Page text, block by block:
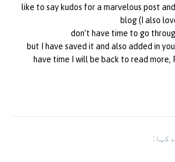
like to say kudos for a marvelous post
blog (I also
don’t have time to go
but I have saved it and also added in
have time I will be back to read more,
کہا: